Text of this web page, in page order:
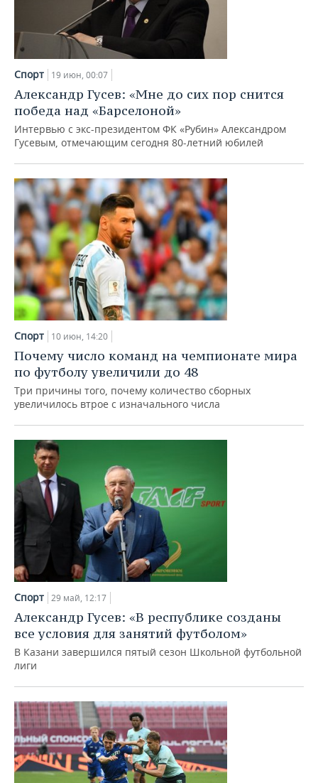
Спорт 19 июн, 00:07
Александр Гусев: «Мне до сих пор снится
победа над «Барселоной»
Интервью с экс-президентом ФК «Рубин» Александром
Гусевым, отмечающим сегодня 80-летний юбилей
Спорт 10 июн, 14:20
Почему число команд на чемпионате мира
по футболу увеличили до 48
Три причины того, почему количество сборных
увеличилось втрое с изначального числа
Спорт 29 май, 12:17
Александр Гусев: «В республике созданы
все условия для занятий футболом»
В Казани завершился пятый сезон Школьной футбольной
лиги